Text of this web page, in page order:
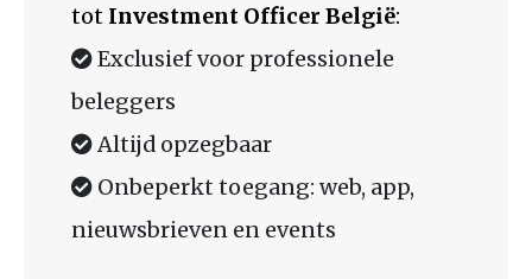
tot Investment Officer België:
Exclusief voor professionele
beleggers
Altijd opzegbaar
Onbeperkt toegang: web, app,
nieuwsbrieven en events